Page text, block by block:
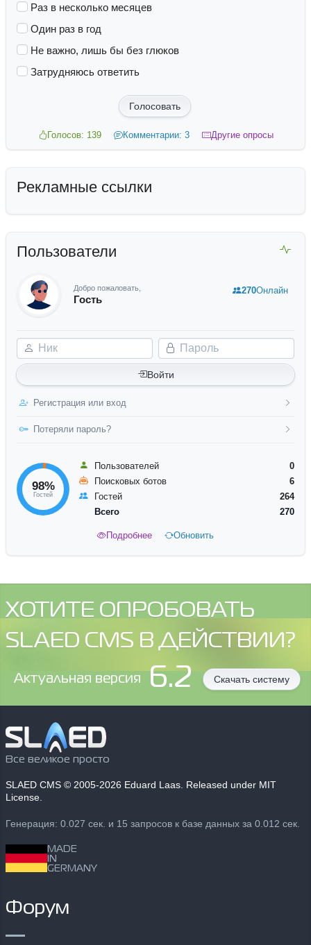
Раз в несколько месяцев
Один раз в год
Не важно, лишь бы без глюков
Затрудняюсь ответить
Голосовать
Голосов: 139 Комментарии: 3 Другие опросы
Рекламные ссылки
Пользователи
Добро пожаловать,
Гость
Ник Пароль
Войти
Регистрация или вход
Потеряли пароль?
270Онлайн
98%
Гостей
Пользователей
0
Поисковых ботов
6
Гостей
264
Всего
270
Подробнее Обновить
ХОТИТЕ ОПРОБОВАТЬ
SLAED CMS В ДЕЙСТВИИ?
Aктуальная версия 6.2 Скачать систему
Все великое просто
SLAED CMS © 2005-2026 Eduard Laas. Released under MIT
License.
Генерация: 0.027 сек. и 15 запросов к базе данных за 0.012 сек.
MADE
IN
GERMANY
Форум